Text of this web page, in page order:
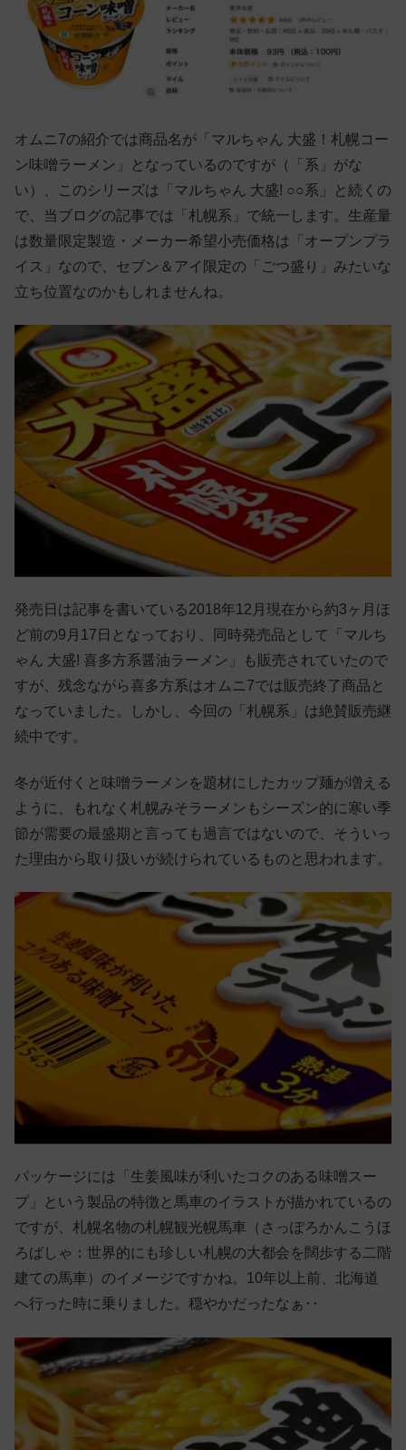
オムニ7の紹介では商品名が「マルちゃん 大盛！札幌コー
ン味噌ラーメン」となっているのですが（「系」がな
い）、このシリーズは「マルちゃん 大盛! ○○系」と続くの
で、当ブログの記事では「札幌系」で統一します。生産量
は数量限定製造・メーカー希望小売価格は「オープンプラ
イス」なので、セブン＆アイ限定の「ごつ盛り」みたいな
立ち位置なのかもしれませんね。
発売日は記事を書いている2018年12月現在から約3ヶ月ほ
ど前の9月17日となっており、同時発売品として「マルち
ゃん 大盛! 喜多方系醤油ラーメン」も販売されていたので
すが、残念ながら喜多方系はオムニ7では販売終了商品と
なっていました。しかし、今回の「札幌系」は絶賛販売継
続中です。
冬が近付くと味噌ラーメンを題材にしたカップ麺が増える
ように、もれなく札幌みそラーメンもシーズン的に寒い季
節が需要の最盛期と言っても過言ではないので、そういっ
た理由から取り扱いが続けられているものと思われます。
パッケージには「生姜風味が利いたコクのある味噌スー
プ」という製品の特徴と馬車のイラストが描かれているの
ですが、札幌名物の札幌観光幌馬車（さっぽろかんこうほ
ろばしゃ：世界的にも珍しい札幌の大都会を闊歩する二階
建ての馬車）のイメージですかね。10年以上前、北海道
へ行った時に乗りました。穏やかだったなぁ‥